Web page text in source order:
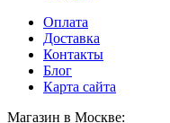
Оплата
Доставка
Контакты
Блог
Карта сайта
Магазин в Москве: